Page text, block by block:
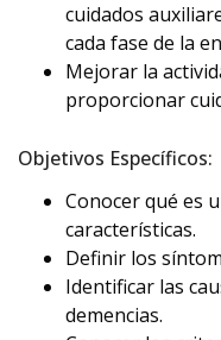
cuidados
cada fase de la
Mejorar la
proporcionar
Objetivos Específicos:
Conocer qué es
características.
Definir los
Identificar las
demencias.